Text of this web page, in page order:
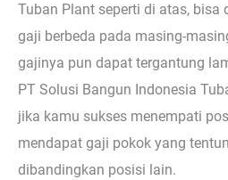
Tuban Plant seperti di atas, bisa
gaji berbeda pada masing-
gajinya pun dapat tergantung
PT Solusi Bangun Indonesia
jika kamu sukses menempati
mendapat gaji pokok yang
dibandingkan posisi lain.